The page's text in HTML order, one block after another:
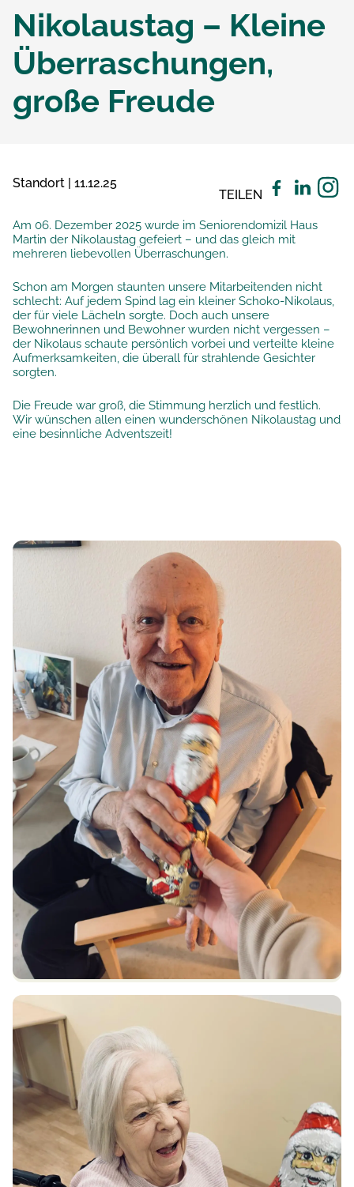
Nikolaustag – Kleine
Überraschungen,
große Freude
Standort | 11.12.25
TEILEN
Am 06. Dezember 2025 wurde im Seniorendomizil Haus
Martin der Nikolaustag gefeiert – und das gleich mit
mehreren liebevollen Überraschungen.
Schon am Morgen staunten unsere Mitarbeitenden nicht
schlecht: Auf jedem Spind lag ein kleiner Schoko-Nikolaus,
der für viele Lächeln sorgte. Doch auch unsere
Bewohnerinnen und Bewohner wurden nicht vergessen –
der Nikolaus schaute persönlich vorbei und verteilte kleine
Aufmerksamkeiten, die überall für strahlende Gesichter
sorgten.
Die Freude war groß, die Stimmung herzlich und festlich.
Wir wünschen allen einen wunderschönen Nikolaustag und
eine besinnliche Adventszeit!